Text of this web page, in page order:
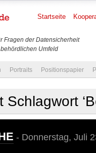
Fragen der Datensicherheit
Umfeld
Startseite
Portraits Positionspapier
Schlagwort
- Donnerstag, Juli